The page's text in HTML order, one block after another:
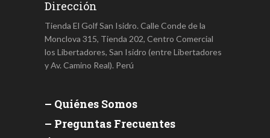
Dirección
Tienda El Golf San Isidro. Calle Conde de la
Monclova 315, Tienda 202, Centro Comercial
los Libertadores, San Isidro (entre Libertadores
y Av. Camino Real). Perú
– Quiénes Somos
– Preguntas Frecuentes